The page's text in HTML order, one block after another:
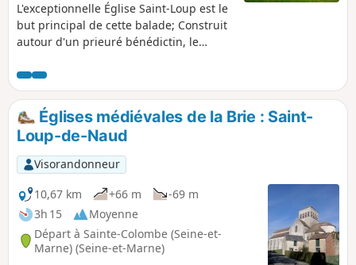
L'exceptionnelle Église Saint-Loup est le
but principal de cette balade; Construit
autour d'un prieuré bénédictin, le
XIIe siècles, considérée comme l'un des
plus beaux édifices romans d'Île-de-
France (Wikipédia). Facilement
accessible depuis Paris par les
transports en commun, la balade, sans
aucune difficulté, parcourt les hauts de
la Voulzie et les rives du Ru du Dragon,
pour atteindre le ravissant petit village
de Saint-Loup-de-Naud. Alternance de
forêts et de cultures, petits hameaux
typiques et grandes fermes briardes.
Églises médiévales de la Brie : Saint-
Loup-de-Naud
Visorandonneur
10,67 km
+66 m
-69 m
3h 15
Moyenne
Départ à Sainte-Colombe (Seine-et-
Marne) (Seine-et-Marne)